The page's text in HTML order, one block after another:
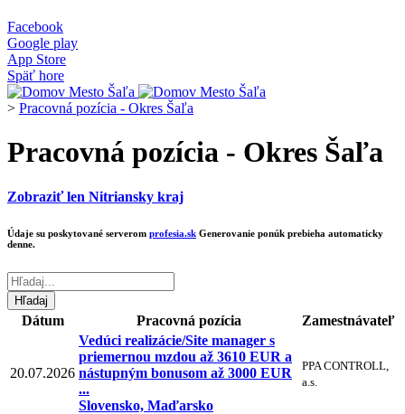
Facebook
Google play
App Store
Späť hore
> Pracovná pozícia - Okres Šaľa
Pracovná pozícia - Okres Šaľa
Zobraziť len Nitriansky kraj
Údaje su poskytované serverom profesia.sk Generovanie ponúk prebieha automaticky
denne.
Dátum Pracovná pozícia Zamestnávateľ
20.07.2026
Vedúci realizácie/Site manager s
priemernou mzdou až 3610 EUR a
nástupným bonusom až 3000 EUR
...
Slovensko, Maďarsko
PPA CONTROLL,
a.s.